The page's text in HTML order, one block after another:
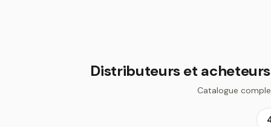
Distributeurs et
Catalogue